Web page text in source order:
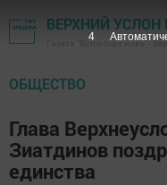
ВЕРХНИЙ УСЛОН
Газета "Волжская новь" -
ОБЩЕСТВО
Глава
Зиатдинов
единства
3